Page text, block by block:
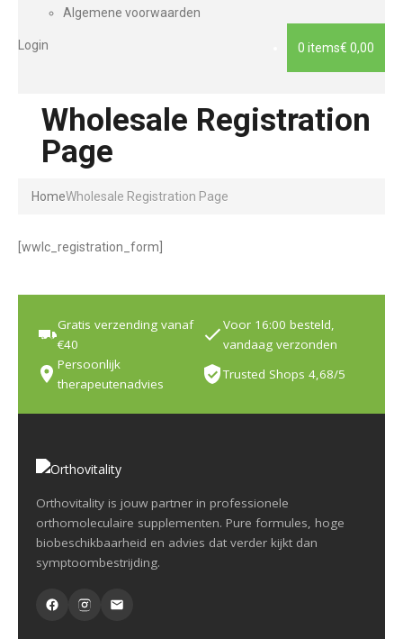
Algemene voorwaarden
0 items€ 0,00
Login
Wholesale Registration
Page
HomeWholesale Registration Page
[wwlc_registration_form]
Gratis verzending vanaf
€40
Voor 16:00 besteld,
vandaag verzonden
Persoonlijk
therapeutenadvies
Trusted Shops 4,68/5
Orthovitality is jouw partner in professionele
orthomoleculaire supplementen. Pure formules, hoge
biobeschikbaarheid en advies dat verder kijkt dan
symptoombestrijding.